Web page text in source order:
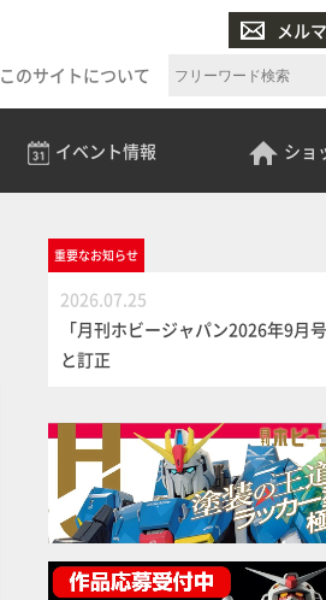
メル
このサイトについて
イベント情報 ショ
重要なお知らせ
2026.07.25
「月刊ホビージャパン2026年9月
と訂正